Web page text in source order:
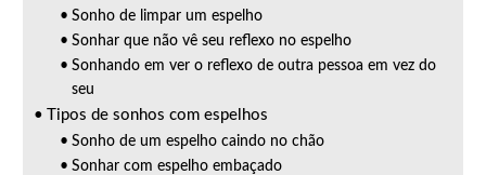
Sonho de limpar um espelho
Sonhar que não vê seu reflexo no espelho
Sonhando em ver o reflexo de outra pessoa em vez do
seu
Tipos de sonhos com espelhos
Sonho de um espelho caindo no chão
Sonhar com espelho embaçado